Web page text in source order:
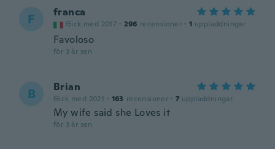
F franca
Gick med 2017 · 296 recensioner · 1 uppladdningar
Favoloso
för 3 år sen
B Brian
Gick med 2021 · 163 recensioner · 7 uppladdningar
My wife said she Loves it
för 3 år sen